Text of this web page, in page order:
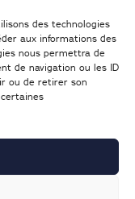
des technologies
aux informations des
nous permettra de
de navigation ou les ID
ou de retirer son
: 9h30-19h